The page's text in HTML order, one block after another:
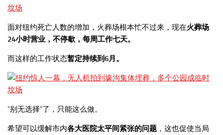
面对纽约死亡人数的增加，火葬场根本忙不过来，现在火葬场
24小时营业，不停歇，每周工作七天。
而这样的工作状态暂定持续到6月。
“别无选择”了，只能这么做。
希望可以缓解市内各大医院太平间紧张的问题 ，这也促使当局